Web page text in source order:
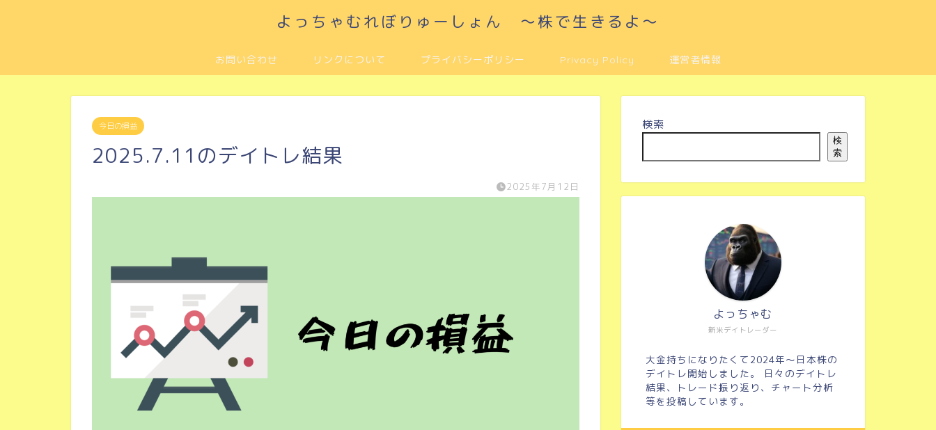
よっちゃむれぼりゅーしょん ～株で生きるよ～
お問い合わせ リンクについて プライバシーポリシー Privacy Policy 運営者情報
今日の損益
2025.7.11のデイトレ結果
2025年7月12日
検索
検
索
新米デイトレーダー
よっちゃむ
大金持ちになりたくて2024年～日本株の
デイトレ開始しました。 日々のデイトレ
結果、トレード振り返り、チャート分析
等を投稿しています。